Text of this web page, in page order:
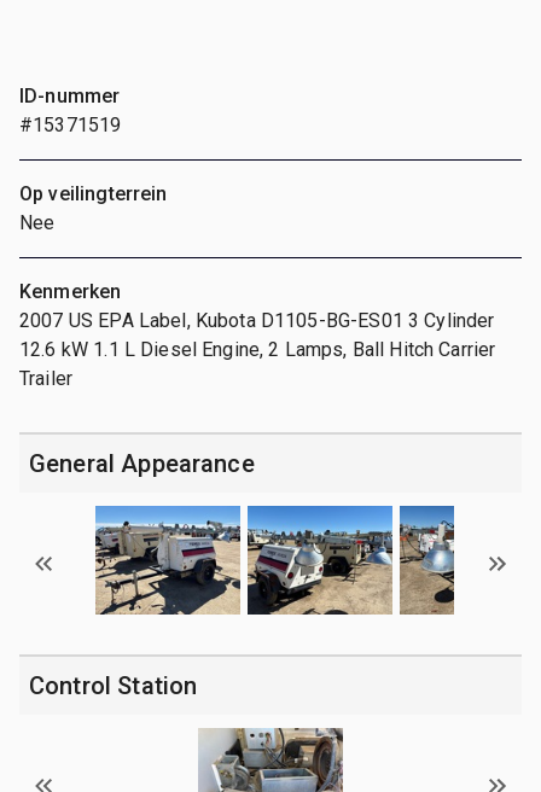
ID-nummer
#15371519
Op veilingterrein
Nee
Kenmerken
2007 US EPA Label, Kubota D1105-BG-ES01 3 Cylinder
12.6 kW 1.1 L Diesel Engine, 2 Lamps, Ball Hitch Carrier
Trailer
General Appearance
Control Station